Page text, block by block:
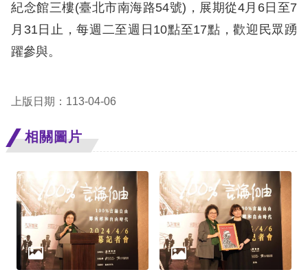
擇
語
兒少版
回
頁
網
站
導
紀念館三樓(臺北市南海路54號)，展期從4月6日至7
月31日止，每週二至週日10點至17點，歡迎民眾踴
躍參與。
上版日期：113-04-06
相關圖片